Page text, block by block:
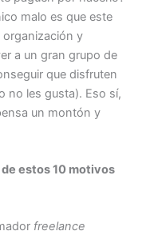
malo es que este
organización y
a un gran grupo de
que disfruten
no les gusta). Eso sí,
un montón y
estos 10 motivos
freelance